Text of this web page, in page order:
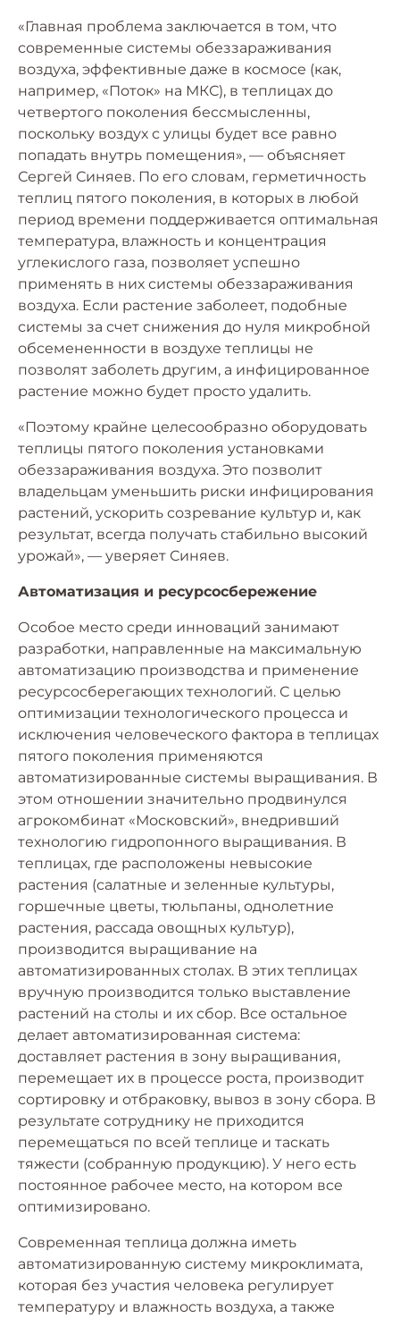
«Главная проблема заключается в том, что
современные системы обеззараживания
воздуха, эффективные даже в космосе (как,
например, «Поток» на МКС), в теплицах до
четвертого поколения бессмысленны,
поскольку воздух с улицы будет все равно
попадать внутрь помещения», — объясняет
Сергей Синяев. По его словам, герметичность
теплиц пятого поколения, в которых в любой
период времени поддерживается оптимальная
температура, влажность и концентрация
углекислого газа, позволяет успешно
применять в них системы обеззараживания
воздуха. Если растение заболеет, подобные
системы за счет снижения до нуля микробной
обсемененности в воздухе теплицы не
позволят заболеть другим, а инфицированное
растение можно будет просто удалить.
«Поэтому крайне целесообразно оборудовать
теплицы пятого поколения установками
обеззараживания воздуха. Это позволит
владельцам уменьшить риски инфицирования
растений, ускорить созревание культур и, как
результат, всегда получать стабильно высокий
урожай», — уверяет Синяев.
Автоматизация и ресурсосбережение
Особое место среди инноваций занимают
разработки, направленные на максимальную
автоматизацию производства и применение
ресурсосберегающих технологий. С целью
оптимизации технологического процесса и
исключения человеческого фактора в теплицах
пятого поколения применяются
автоматизированные системы выращивания. В
этом отношении значительно продвинулся
агрокомбинат «Московский», внедривший
технологию гидропонного выращивания. В
теплицах, где расположены невысокие
растения (салатные и зеленные культуры,
горшечные цветы, тюльпаны, однолетние
растения, рассада овощных культур),
производится выращивание на
автоматизированных столах. В этих теплицах
вручную производится только выставление
растений на столы и их сбор. Все остальное
делает автоматизированная система:
доставляет растения в зону выращивания,
перемещает их в процессе роста, производит
сортировку и отбраковку, вывоз в зону сбора. В
результате сотруднику не приходится
перемещаться по всей теплице и таскать
тяжести (собранную продукцию). У него есть
постоянное рабочее место, на котором все
оптимизировано.
Современная теплица должна иметь
автоматизированную систему микроклимата,
которая без участия человека регулирует
температуру и влажность воздуха, а также